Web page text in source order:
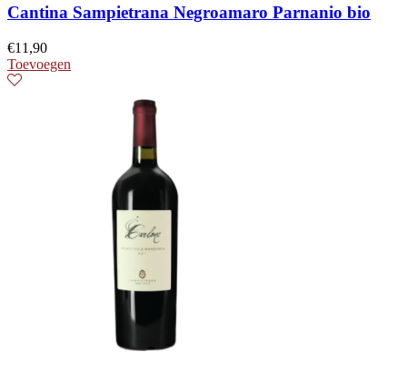
Cantina Sampietrana Negroamaro Parnanio bio
€11,90
Toevoegen